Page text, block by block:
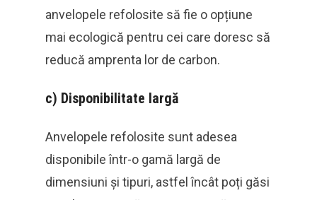
anvelopele refolosite să fie o opțiune
mai ecologică pentru cei care doresc să
reducă amprenta lor de carbon.
c) Disponibilitate largă
Anvelopele refolosite sunt adesea
disponibile într-o gamă largă de
dimensiuni și tipuri, astfel încât poți găsi